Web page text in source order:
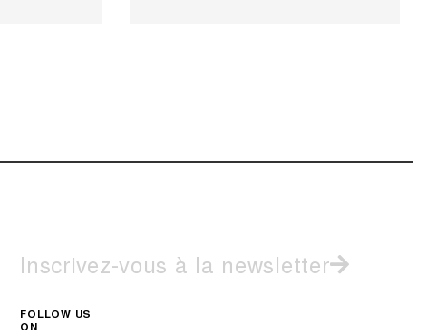
Inscrivez-vous à la newsletter
FOLLOW US
ON